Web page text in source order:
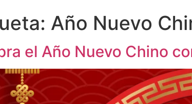
Año Nuevo
el Año Nuevo Chino